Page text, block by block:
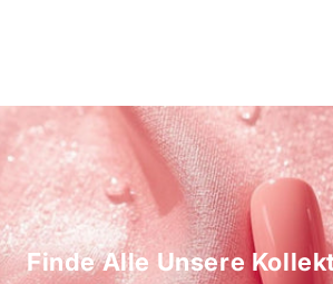
Finde Alle Unsere